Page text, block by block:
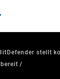
stellt